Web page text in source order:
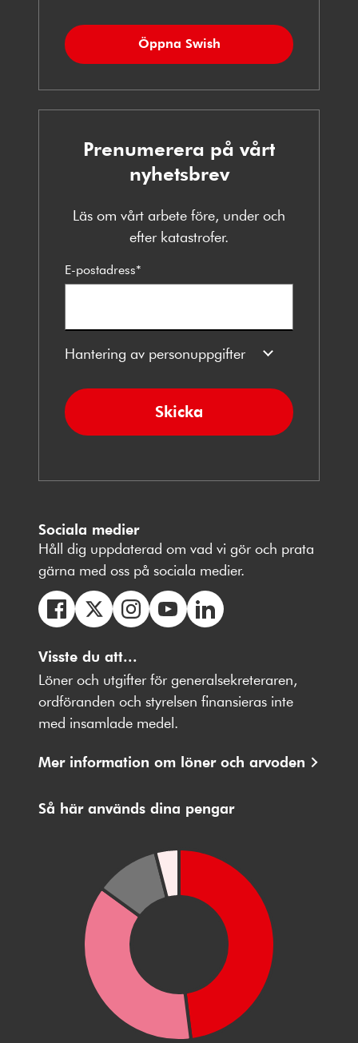
Öppna Swish
Prenumerera på vårt
nyhetsbrev
Läs om vårt arbete före, under och
efter katastrofer.
E-postadress*
Hantering av personuppgifter
Skicka
Sociala medier
Håll dig uppdaterad om vad vi gör och prata
gärna med oss på sociala medier.
oss
på
Facebbok
oss
på
oss
på
Instagram
på
Youtube
på
LinkedIn
Visste du att...
Löner och utgifter för generalsekreteraren,
ordföranden och styrelsen finansieras inte
med insamlade medel.
Mer information om löner och arvoden
Så här används dina pengar